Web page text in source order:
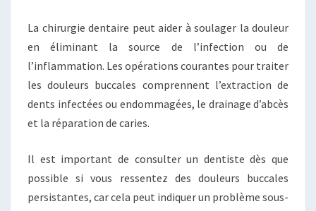
La chirurgie dentaire peut aider à soulager la douleur
en éliminant la source de l’infection ou de
l’inflammation. Les opérations courantes pour traiter
les douleurs buccales comprennent l’extraction de
dents infectées ou endommagées, le drainage d’abcès
et la réparation de caries.
Il est important de consulter un dentiste dès que
possible si vous ressentez des douleurs buccales
persistantes, car cela peut indiquer un problème sous-